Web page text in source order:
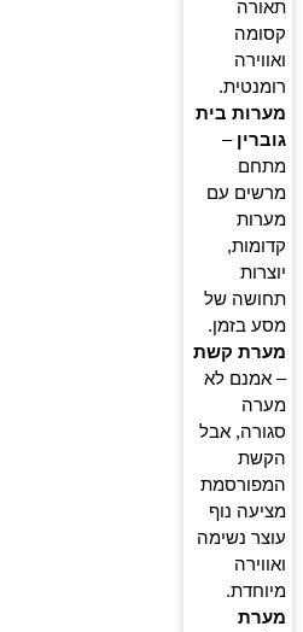
תאורה
קסומה
ואווירה
רומנטית.
מערות בית
גוברין –
מתחם
מרשים עם
מערות
קדומות,
יוצרות
תחושה של
מסע בזמן.
מערת קשת
– אמנם לא
מערה
סגורה, אבל
הקשת
המפורסמת
מציעה נוף
עוצר נשימה
ואווירה
מיוחדת.
מערת